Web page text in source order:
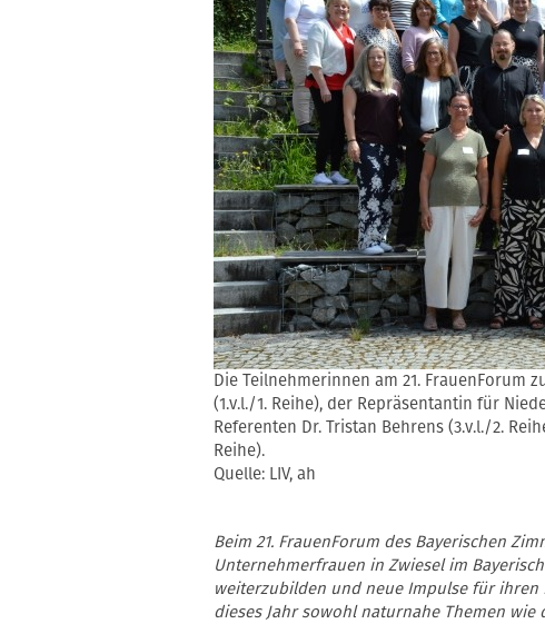
Die Teilnehmerinnen am 21. FrauenForum
(1.v.l./1. Reihe), der Repräsentantin für
Referenten Dr. Tristan Behrens (3.v.l./2.
Reihe).
Quelle: LIV, ah
Beim 21. FrauenForum des Bayerischen
Unternehmerfrauen in Zwiesel im
weiterzubilden und neue Impulse für ihren
dieses Jahr sowohl naturnahe Themen